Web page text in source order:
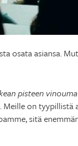
osata asiansa.
pisteen vinouma
on
sitä